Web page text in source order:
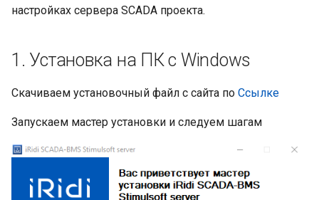
я
о
и
с
к
5. Редактирование
Заголовок отчета
Группировка данных по
имени тега
настройках сервера SCADA проекта.
1. Установка на ПК с Windows
Скачиваем установочный файл с сайта по Ссылке
Запускаем мастер установки и следуем шагам